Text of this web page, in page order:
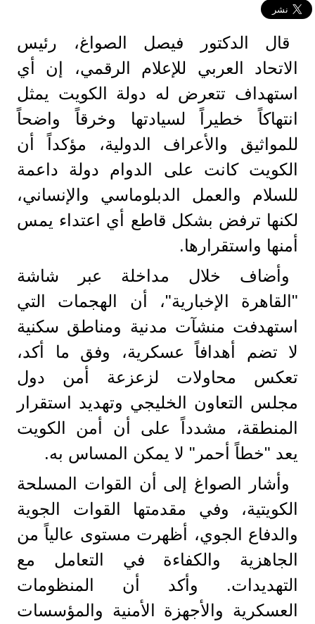
قال الدكتور فيصل الصواغ، رئيس
الاتحاد العربي للإعلام الرقمي، إن أي
استهداف تتعرض له دولة الكويت يمثل
انتهاكاً خطيراً لسيادتها وخرقاً واضحاً
للمواثيق والأعراف الدولية، مؤكداً أن
الكويت كانت على الدوام دولة داعمة
للسلام والعمل الدبلوماسي والإنساني،
لكنها ترفض بشكل قاطع أي اعتداء يمس
أمنها واستقرارها.
وأضاف خلال مداخلة عبر شاشة
"القاهرة الإخبارية"، أن الهجمات التي
استهدفت منشآت مدنية ومناطق سكنية
لا تضم أهدافاً عسكرية، وفق ما أكد،
تعكس محاولات لزعزعة أمن دول
مجلس التعاون الخليجي وتهديد استقرار
المنطقة، مشدداً على أن أمن الكويت
يعد "خطاً أحمر" لا يمكن المساس به.
وأشار الصواغ إلى أن القوات المسلحة
الكويتية، وفي مقدمتها القوات الجوية
والدفاع الجوي، أظهرت مستوى عالياً من
الجاهزية والكفاءة في التعامل مع
التهديدات. وأكد أن المنظومات
العسكرية والأجهزة الأمنية والمؤسسات